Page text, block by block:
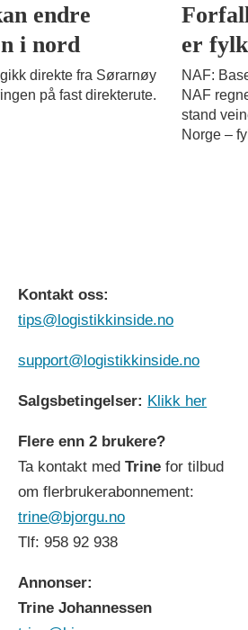
endre
i nord
direkte fra Sørarnøy
på fast direkterute.
er
NAF:
NAF
stand
Norge –
Kontakt oss:
tips@logistikkinside.no
support@logistikkinside.no
Salgsbetingelser: Klikk her
Flere enn 2 brukere?
Ta kontakt medTrine for tilbud
om flerbrukerabonnement:
trine@bjorgu.no
Tlf: 958 92 938
Annonser:
Trine Johannessen